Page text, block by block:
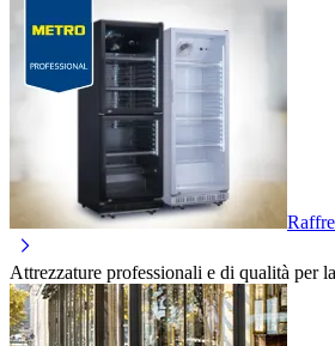
Attrezzature professionali e di qualità per